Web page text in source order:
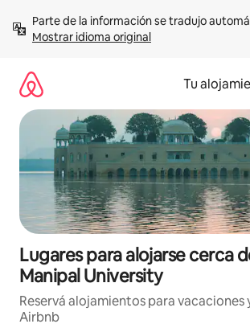
contenidoMostrar idioma original
Tu
Lugares para alojarse cerca
Manipal University
Reservá alojamientos para vacaciones
Airbnb